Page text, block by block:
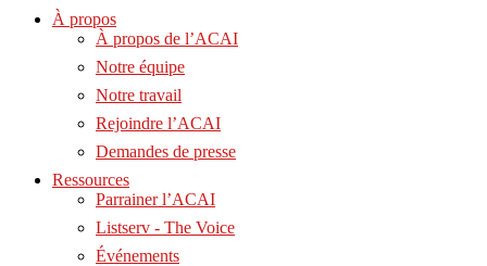
À propos
À propos de l’ACAI
Notre équipe
Notre travail
Rejoindre l’ACAI
Demandes de presse
Ressources
Parrainer l’ACAI
Listserv - The Voice
Événements